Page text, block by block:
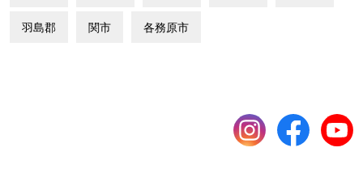
羽島郡 関市 各務原市